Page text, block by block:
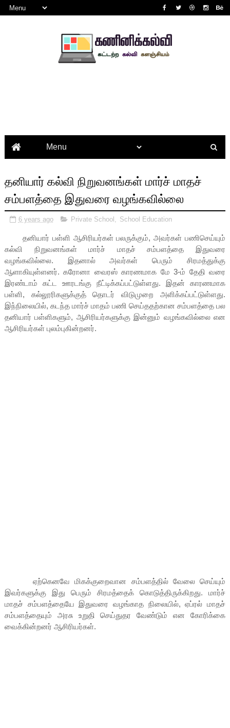
தனியார் கல்வி நிறுவனங்கள் மார்ச் மாதச்
சம்பளத்தை இதுவரை வழங்கவில்லை
6 years ago Private School School Education
தனியார் பள்ளி ஆசிரியர்கள் பலருக்கும், அவர்கள் பணிசெய்யும்
கல்வி நிறுவனங்கள் மார்ச் மாதச் சம்பளத்தை இதுவரை
வழங்கவில்லை. இதனால் அவர்கள் பெரும் சிரமத்துக்கு
ஆளாகியுள்ளனர். கரோனா வைரஸ் காரணமாக மே 3-ம் தேதி வரை
இரண்டாம் கட்ட ஊரடங்கு நீட்டிக்கப்பட்டுள்ளது. இதன் காரணமாக
பள்ளி, கல்லூரிகளுக்குத் தொடர் விடுமுறை அளிக்கப்பட்டுள்ளது.
இந்நிலையில், கடந்த மார்ச் மாதம் பணி செய்ததற்கான சம்பளத்தை பல
தனியார் பள்ளிகளும், ஆசிரியர்களுக்கு இன்னும் வழங்கவில்லை என
ஆசிரியர்கள் புலம்புகின்றனர்.
ஏற்கெனவே மிகக்குறைவான சம்பளத்தில் வேலை செய்யும்
இவர்களுக்கு இது பெரும் சிரமத்தைக் கொடுத்திருக்கிறது. மார்ச்
மாதச் சம்பளத்தையே இதுவரை வழங்காத நிலையில், ஏப்ரல் மாதச்
சம்பளத்தையும் அரசு உறுதி செய்துதர வேண்டும் என கோரிக்கை
வைக்கின்றனர் ஆசிரியர்கள்.